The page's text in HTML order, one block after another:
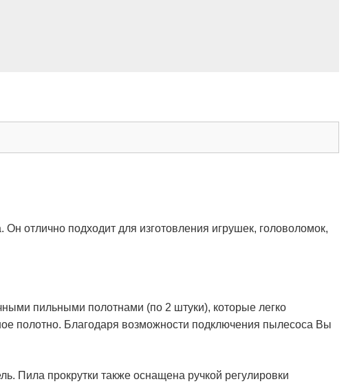
Он отлично подходит для изготовления игрушек, головоломок,
пильными полотнами (по 2 штуки), которые легко
полотно. Благодаря возможности подключения пылесоса Вы
Пила прокрутки также оснащена ручкой регулировки